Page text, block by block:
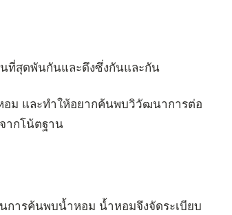
ที่สุดพันกันและดึงซึ่งกันและกัน
ม และทำให้อยากค้นพบวิวัฒนาการต่อ
ากโน้ตฐาน
การค้นพบน้ำหอม น้ำหอมจึงจัดระเบียบ